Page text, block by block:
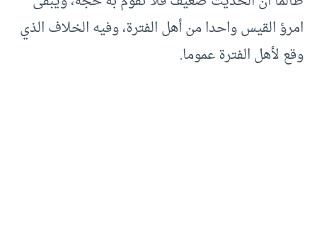
امرؤ القيس واحدا من أهل الفترة، وفيه الخلاف الذي
وقع لأهل الفترة عموما.